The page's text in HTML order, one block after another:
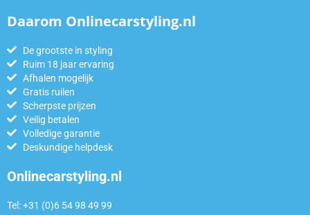
Daarom Onlinecarstyling.nl
De grootste in styling
Ruim 18 jaar ervaring
Afhalen mogelijk
Gratis ruilen
Scherpste prijzen
Veilig betalen
Volledige garantie
Deskundige helpdesk
Onlinecarstyling.nl
Tel: +31 (0)6 54 98 49 99